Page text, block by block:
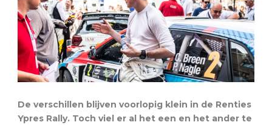
De verschillen blijven voorlopig klein in de Renties
Ypres Rally. Toch viel er al het een en het ander te